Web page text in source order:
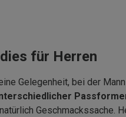
für Herren
Gelegenheit, bei der
Geschmackssache.